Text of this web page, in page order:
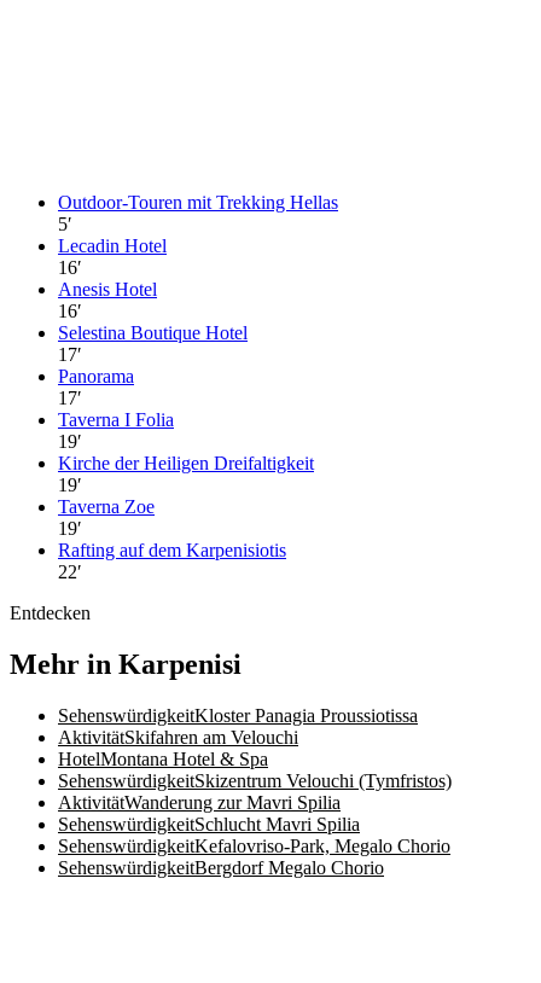
Outdoor-Touren mit Trekking Hellas
5′
Lecadin Hotel
16′
Anesis Hotel
16′
Selestina Boutique Hotel
17′
Panorama
17′
Taverna I Folia
19′
Kirche der Heiligen Dreifaltigkeit
19′
Taverna Zoe
19′
Rafting auf dem Karpenisiotis
22′
Entdecken
Mehr in Karpenisi
SehenswürdigkeitKloster Panagia Proussiotissa
AktivitätSkifahren am Velouchi
HotelMontana Hotel & Spa
SehenswürdigkeitSkizentrum Velouchi (Tymfristos)
AktivitätWanderung zur Mavri Spilia
SehenswürdigkeitSchlucht Mavri Spilia
SehenswürdigkeitKefalovriso-Park, Megalo Chorio
SehenswürdigkeitBergdorf Megalo Chorio